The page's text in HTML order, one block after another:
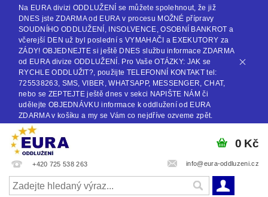
Na EURA divizi ODDLUŽENÍ se můžete spolehnout, že již
DNES jste ZDARMA od EURA v procesu MOŽNÉ přípravy
SOUDNÍHO ODDLUŽENÍ, INSOLVENCE, OSOBNÍ BANKROT a
včerejší DEN už byl poslední s VYMAHAČI a EXEKUTORY za
ZÁDY! OBJEDNEJTE si ještě DNES službu informace ZDARMA
od EURA divize ODDLUŽENÍ. Pro Vaše OTÁZKY: JAK se
RYCHLE ODDLUŽIT?, použijte TELEFONNÍ KONTAKT tel:
725538263, SMS, VIBER, WHATSAPP, MESSENGER, CHAT,
nebo se ZEPTEJTE ještě dnes v sekci NAPIŠTE NÁM či
udělejte OBJEDNÁVKU informace k oddlužení od EURA
ZDARMA v košíku a my se Vám co nejdříve ozveme zpět.
+420 725 538 263 info@eura-oddluzeni.cz
0 Kč